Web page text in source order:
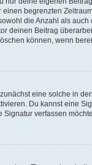
begrenzten
die Anzahl als
deinen Beitrag
können, wenn
eine solche in
Du kannst eine
verfassen